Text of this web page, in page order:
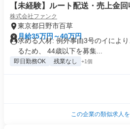
【未経験】ルート配送・売上金
株式会社ファンク
東京都日野市百草
月給35万円～40万円
求める人材: 例外事由3号のイによ
るため、 44歳以下を募集...
即日勤務OK 残業なし +1個
この企業の類似求人